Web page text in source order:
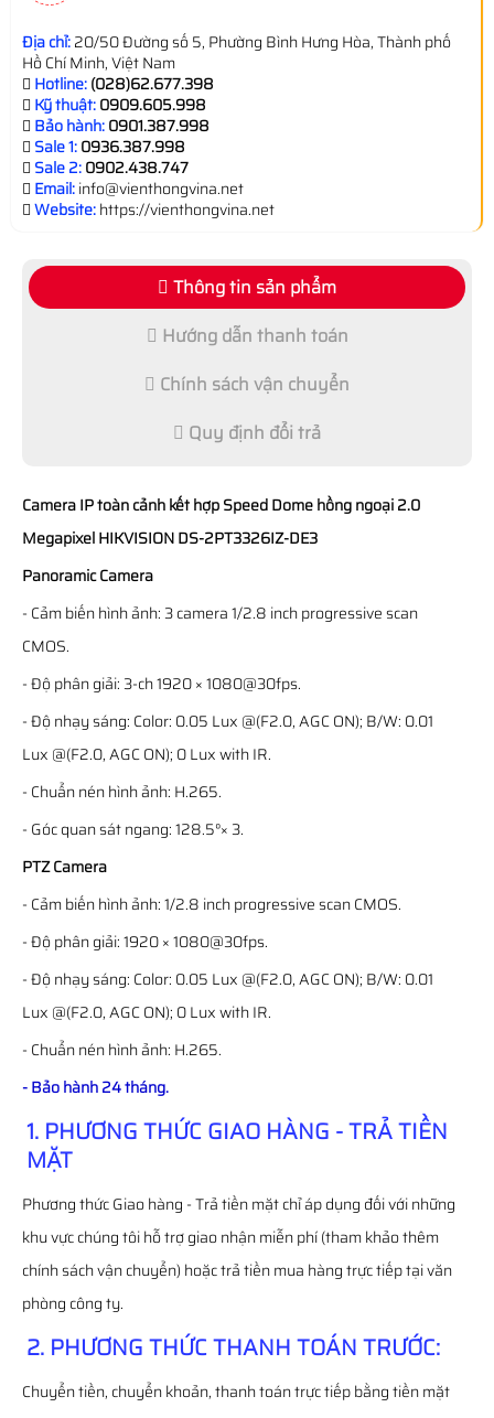
Địa chỉ:20/50 Đường số 5, Phường Bình Hưng Hòa, Thành phố
Hồ Chí Minh, Việt Nam
Hotline:(028)62.677.398
Kỹ thuật:0909.605.998
Bảo hành:0901.387.998
Sale 1:0936.387.998
Sale 2:0902.438.747
Email:info@vienthongvina.net
Website:https://vienthongvina.net
Thông tin sản phẩm
Hướng dẫn thanh toán
Chính sách vận chuyển
Quy định đổi trả
Camera IP toàn cảnh kết hợp Speed Dome hồng ngoại 2.0
Megapixel HIKVISION DS-2PT3326IZ-DE3
Panoramic Camera
- Cảm biến hình ảnh: 3 camera 1/2.8 inch progressive scan
CMOS.
- Độ phân giải: 3-ch 1920 × 1080@30fps.
- Độ nhạy sáng: Color: 0.05 Lux @(F2.0, AGC ON); B/W: 0.01
Lux @(F2.0, AGC ON); 0 Lux with IR.
- Chuẩn nén hình ảnh: H.265.
- Góc quan sát ngang: 128.5°× 3.
PTZ Camera
- Cảm biến hình ảnh: 1/2.8 inch progressive scan CMOS.
- Độ phân giải: 1920 × 1080@30fps.
- Độ nhạy sáng: Color: 0.05 Lux @(F2.0, AGC ON); B/W: 0.01
Lux @(F2.0, AGC ON); 0 Lux with IR.
- Chuẩn nén hình ảnh: H.265.
- Bảo hành 24 tháng.
1. PHƯƠNG THỨC GIAO HÀNG - TRẢ TIỀN
MẶT
Phương thức Giao hàng - Trả tiền mặt chỉ áp dụng đối với những
khu vực chúng tôi hỗ trợ giao nhận miễn phí (tham khảo thêm
chính sách vận chuyển) hoặc trả tiền mua hàng trực tiếp tại văn
phòng công ty.
2. PHƯƠNG THỨC THANH TOÁN TRƯỚC:
Chuyển tiền, chuyển khoản, thanh toán trực tiếp bằng tiền mặt